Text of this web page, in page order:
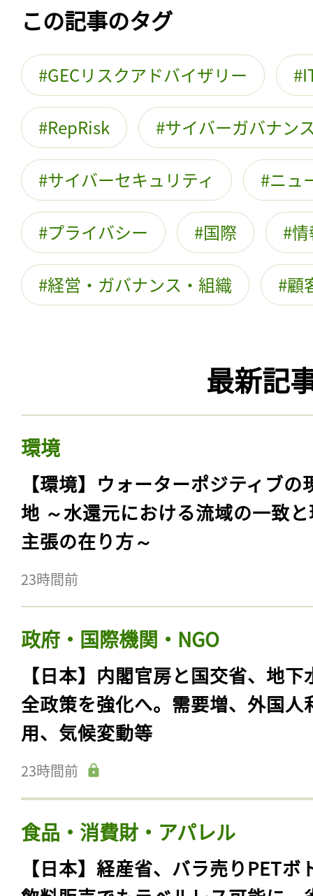
この記事のタグ
GECリスクアドバイザリー
RepRisk サイバーガバナン
サイバーセキュリティ ニュ
プライバシー 国際
経営・ガバナンス・組織 顧
最新記
環境
【環境】ウォーターポジティブの
地 ～水還元における流域の一致
主張の在り方～
23時間前
政府・国際機関・NGO
【日本】内閣官房と国交省、地下
全政策を強化へ。需要増、外国人
用、気候変動等
23時間前
食品・消費財・アパレル
【日本】経産省、バラ売りPETボ